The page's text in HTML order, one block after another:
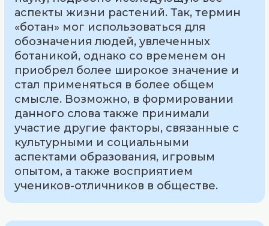
аспекты жизни растений. Так, термин
«ботан» мог использоваться для
обозначения людей, увлеченных
ботаникой, однако со временем он
приобрел более широкое значение и
стал применяться в более общем
смысле. Возможно, в формировании
данного слова также принимали
участие другие факторы, связанные с
культурными и социальными
аспектами образования, игровым
опытом, а также восприятием
учеников-отличников в обществе.